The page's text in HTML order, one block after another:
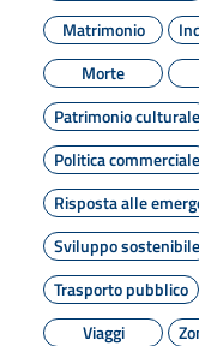
Matrimonio
Morte
Patrimonio culturale
Politica commerciale
Risposta alle
Sviluppo sostenibile
Trasporto pubblico
Viaggi